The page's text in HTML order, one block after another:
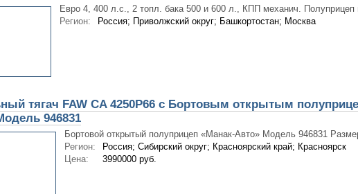
Евро 4, 400 л.с., 2 топл. бака 500 и 600 л., КПП механич. Полуприцеп
Регион:
Россия; Приволжский округ; Башкортостан; Москва
тягач FAW CA 4250P66 c Бортовым открытым
946831
Бортовой открытый полуприцеп «Манак-Авто» Модель 946831
Регион:
Россия; Сибирский округ; Красноярский край; Красноярск
Цена:
3990000 руб.